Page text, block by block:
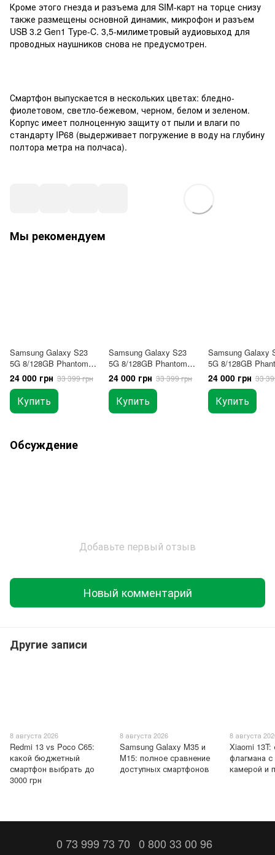
Кроме этого гнезда и разъема для SIM-карт на торце снизу
также размещены основной динамик, микрофон и разъем
USB 3.2 Gen1 Type-C. 3,5-милиметровый аудиовыход для
проводных наушников снова не предусмотрен.
Смартфон выпускается в нескольких цветах: бледно-
фиолетовом, светло-бежевом, черном, белом и зеленом.
Корпус имеет полноценную защиту от пыли и влаги по
стандарту IP68 (выдерживает погружение в воду на глубину
полтора метра на полчаса).
Мы рекомендуем
Samsung Galaxy S23
5G 8/128GB Phantom
Black 2Sim
24 000 грн 33 399 грн
Купить
Samsung Galaxy S23
5G 8/128GB Phantom
Cream (SM-S911B/DS)
2Sim
24 000 грн 33 399 грн
Купить
Samsung Galaxy
5G 8/128GB
Lavender (SM-
S911B/DS) 2Sim
24 000 грн 33
Купить
Обсуждение
Добавьте первый отзыв
Новый комментарий
Другие записи
8 августа 2026
Redmi 13 vs Poco C65:
какой бюджетный
смартфон выбрать до
3000 грн
8 августа 2026
Samsung Galaxy M35 и
M15: полное сравнение
доступных смартфонов
8 августа
Xiaomi
флагмана
камерой и
0 73 999 73 70 0 800 33 00 96